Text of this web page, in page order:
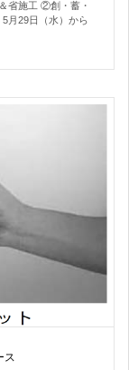
省施工 ②創・蓄・
月29日（水）から
ス